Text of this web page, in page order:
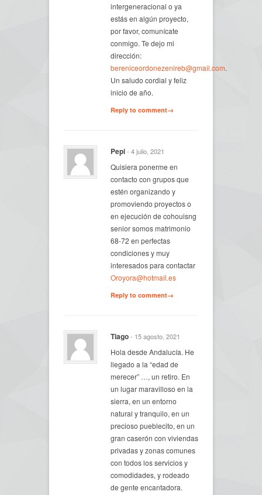
intergeneracional o ya
estás en algún proyecto,
por favor, comunícate
conmigo. Te dejo mi
dirección:
bereniceordonezenireb@gmail.com.
Un saludo cordial y feliz
inicio de año.
Reply to comment→
Pepi- 4 julio, 2021
Quisiera ponerme en
contacto con grupos que
estén organizando y
promoviendo proyectos o
en ejecución de cohouisng
senior somos matrimonio
68-72 en perfectas
condiciones y muy
interesados para contactar
Oroyora@hotmail.es
Reply to comment→
Tiago- 15 agosto, 2021
Hola desde Andalucía. He
llegado a la “edad de
merecer” …, un retiro. En
un lugar maravilloso en la
sierra, en un entorno
natural y tranquilo, en un
precioso pueblecito, en un
gran caserón con viviendas
privadas y zonas comunes
con todos los servicios y
comodidades, y rodeado
de gente encantadora.